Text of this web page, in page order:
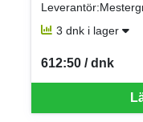
3 dnk i lager
612:50 / dnk
SEK per DNK